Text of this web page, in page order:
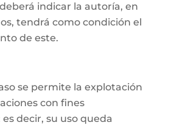
indicar la autoría, en
tendrá como condición el
de este.
se permite la explotación
con fines
decir, su uso queda